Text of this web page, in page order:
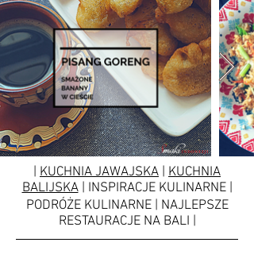
| KUCHNIA JAWAJSKA | KUCHNIA
BALIJSKA| INSPIRACJE KULINARNE |
PODRÓŻE KULINARNE | NAJLEPSZE
RESTAURACJE NA BALI |